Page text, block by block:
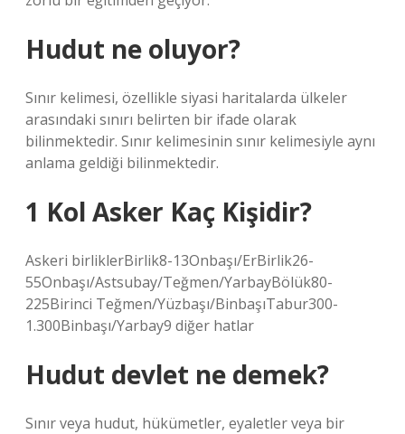
Hudut ne oluyor?
Sınır kelimesi, özellikle siyasi haritalarda ülkeler
arasındaki sınırı belirten bir ifade olarak
bilinmektedir. Sınır kelimesinin sınır kelimesiyle aynı
anlama geldiği bilinmektedir.
1 Kol Asker Kaç Kişidir?
Askeri birliklerBirlik8-13Onbaşı/ErBirlik26-
55Onbaşı/Astsubay/Teğmen/YarbayBölük80-
225Birinci Teğmen/Yüzbaşı/BinbaşıTabur300-
1.300Binbaşı/Yarbay9 diğer hatlar
Hudut devlet ne demek?
Sınır veya hudut, hükümetler, eyaletler veya bir